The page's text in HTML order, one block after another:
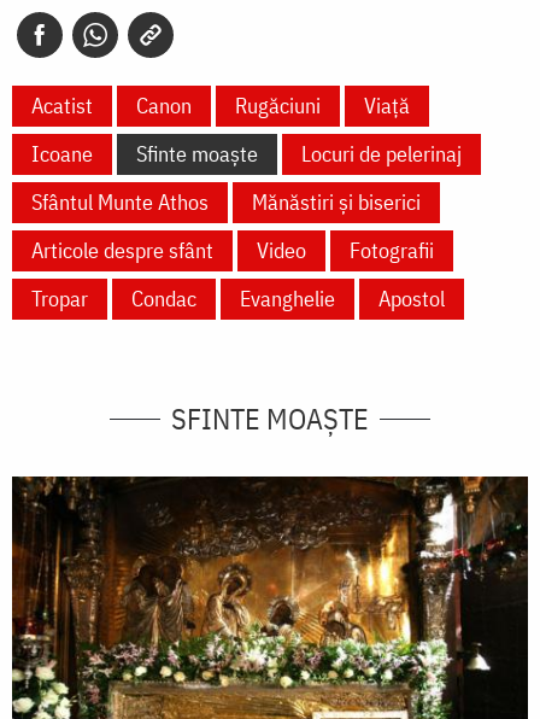
Acatist Canon Rugăciuni
Viață
Icoane
Sfinte moaște
Locuri de pelerinaj
Sfântul Munte Athos
Mănăstiri și biserici
Articole despre sfânt
Video
Fotografii
Tropar
Condac Evanghelie Apostol
SFINTE MOAȘTE